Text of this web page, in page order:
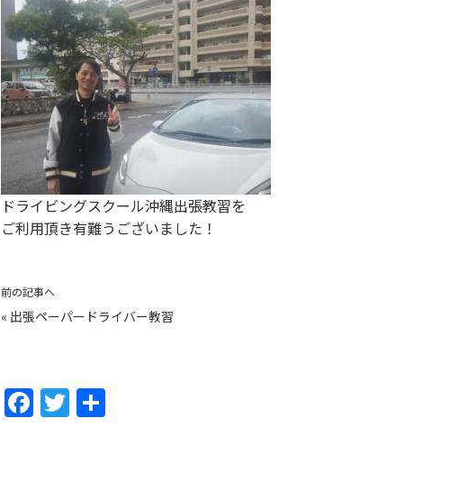
ドライビングスクール沖縄出張教習を
ご利用頂き有難うございました！
前の記事へ
« 出張ペーパードライバー教習
F T